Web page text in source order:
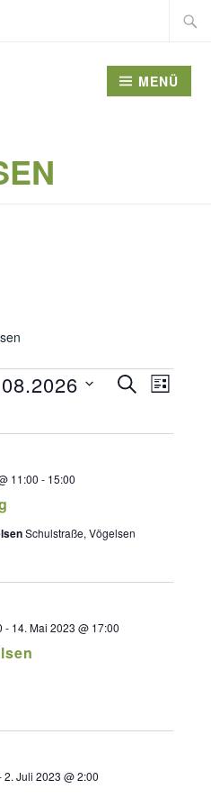
Suche
MENÜ
SUCHELISTE
11:00 - 15:00
Schulstraße, Vögelsen
- 14. Mai 2023 @ 17:00
2. Juli 2023 @ 2:00